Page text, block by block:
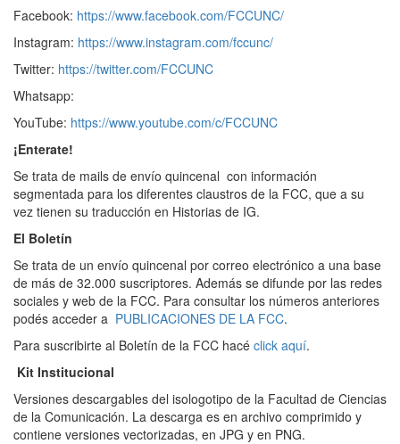
Facebook: https://www.facebook.com/FCCUNC/
Instagram: https://www.instagram.com/fccunc/
Twitter: https://twitter.com/FCCUNC
Whatsapp:
YouTube: https://www.youtube.com/c/FCCUNC
¡Enterate!
Se trata de mails de envío quincenal con información
segmentada para los diferentes claustros de la FCC, que a su
vez tienen su traducción en Historias de IG.
El Boletín
Se trata de un envío quincenal por correo electrónico a una base
de más de 32.000 suscriptores. Además se difunde por las redes
sociales y web de la FCC. Para consultar los números anteriores
podés acceder a PUBLICACIONES DE LA FCC.
Para suscribirte al Boletín de la FCC hacé click aquí.
Kit Institucional
Versiones descargables del isologotipo de la Facultad de Ciencias
de la Comunicación. La descarga es en archivo comprimido y
contiene versiones vectorizadas, en JPG y en PNG.